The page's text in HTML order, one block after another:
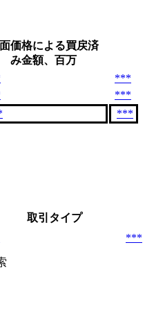
価格による買戻済
み金額、百万
***
***
***
取引タイプ
***